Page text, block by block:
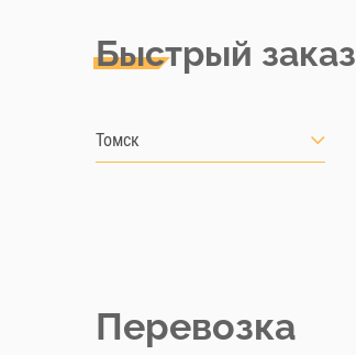
Быстрый заказ
Томск
Перевозка